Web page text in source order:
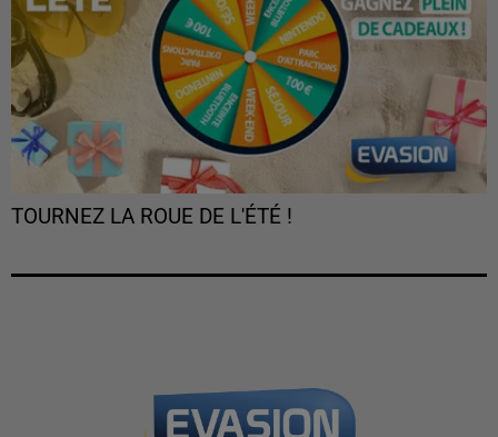
TOURNEZ LA ROUE DE L'ÉTÉ !